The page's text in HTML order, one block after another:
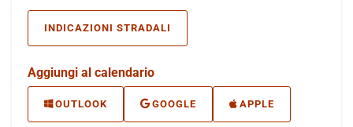
INDICAZIONI STRADALI
Aggiungi al calendario
OUTLOOK GOOGLE APPLE